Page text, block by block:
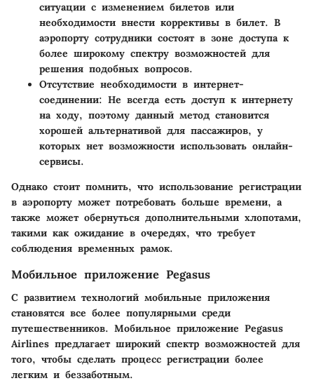
ситуации с изменением билетов или
необходимости внести коррективы в билет. В
аэропорту сотрудники состоят в зоне доступа к
более широкому спектру возможностей для
решения подобных вопросов.
Отсутствие необходимости в интернет-
соединении: Не всегда есть доступ к интернету
на ходу, поэтому данный метод становится
хорошей альтернативой для пассажиров, у
которых нет возможности использовать онлайн-
сервисы.
Однако стоит помнить, что использование регистрации
в аэропорту может потребовать больше времени, а
также может обернуться дополнительными хлопотами,
такими как ожидание в очередях, что требует
соблюдения временных рамок.
Мобильное приложение Pegasus
С развитием технологий мобильные приложения
становятся все более популярными среди
путешественников. Мобильное приложение Pegasus
Airlines предлагает широкий спектр возможностей для
того, чтобы сделать процесс регистрации более
легким и беззаботным.